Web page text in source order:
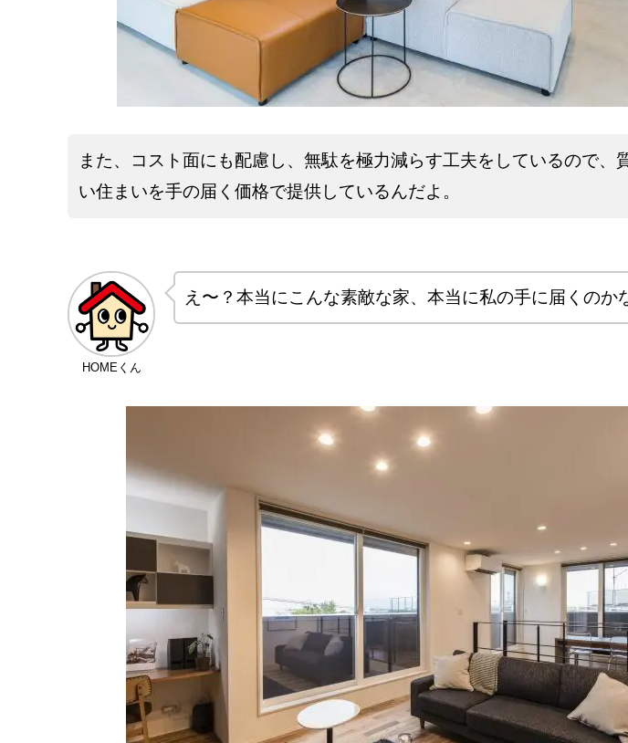
また、コスト面にも配慮し、無駄を極力減らす工夫をしているので、
い住まいを手の届く価格で提供しているんだよ。
HOMEくん
え〜？本当にこんな素敵な家、本当に私の手に届くのか